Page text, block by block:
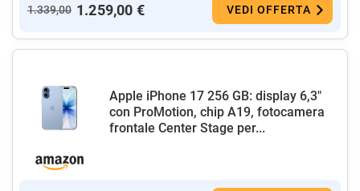
1.339,00 1.259,00 € VEDI OFFERTA
Apple iPhone 17 256 GB: display 6,3"
con ProMotion, chip A19, fotocamera
frontale Center Stage per...